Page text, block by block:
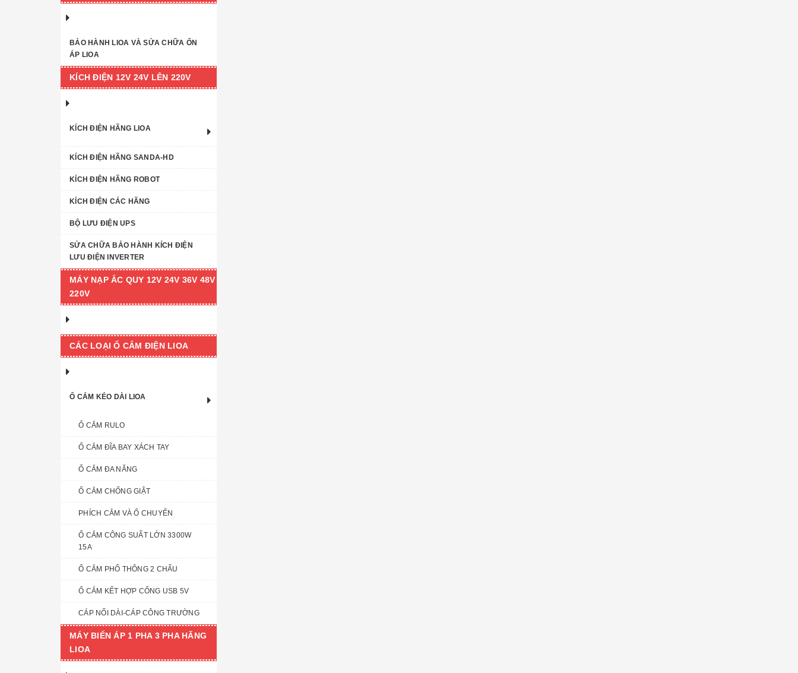
BẢO HÀNH LIOA VÀ SỬA CHỮA ỔN
ÁP LIOA
KÍCH ĐIỆN 12V 24V LÊN 220V
KÍCH ĐIỆN HÃNG LIOA
KÍCH ĐIỆN HÃNG SANDA-HD
KÍCH ĐIỆN HÃNG ROBOT
KÍCH ĐIỆN CÁC HÃNG
BỘ LƯU ĐIỆN UPS
SỬA CHỮA BẢO HÀNH KÍCH ĐIỆN
LƯU ĐIỆN INVERTER
MÁY NẠP ẮC QUY 12V 24V 36V 48V
220V
CÁC LOẠI Ổ CẮM ĐIỆN LIOA
Ổ CẮM KÉO DÀI LIOA
Ổ CẮM RULO
Ổ CẮM ĐĨA BAY XÁCH TAY
Ổ CẮM ĐA NĂNG
Ổ CẮM CHỐNG GIẬT
PHÍCH CẮM VÀ Ổ CHUYỂN
Ổ CẮM CÔNG SUẤT LỚN 3300W
15A
Ổ CẮM PHỔ THÔNG 2 CHẤU
Ổ CẮM KẾT HỢP CỔNG USB 5V
CÁP NỐI DÀI-CÁP CÔNG TRƯỜNG
MÁY BIẾN ÁP 1 PHA 3 PHA HÃNG
LIOA